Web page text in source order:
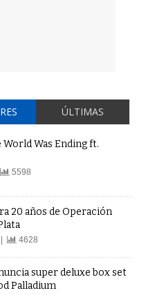
ÚLTIMAS
World Was Ending ft.
5598
20 años de Operación
4628
super deluxe box set
Palladium